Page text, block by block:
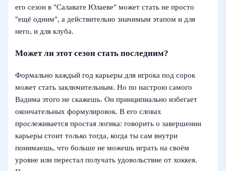
его сезон в "Салавате Юлаеве" может стать не просто
"ещё одним", а действительно значимым этапом и для
него, и для клуба.
Может ли этот сезон стать последним?
Формально каждый год карьеры для игрока под сорок
может стать заключительным. Но по настрою самого
Вадима этого не скажешь. Он принципиально избегает
окончательных формулировок. В его словах
прослеживается простая логика: говорить о завершении
карьеры стоит только тогда, когда ты сам внутри
понимаешь, что больше не можешь играть на своём
уровне или перестал получать удовольствие от хоккея.